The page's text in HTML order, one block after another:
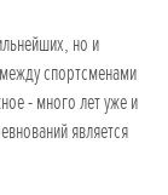
но и
спортсменами
- много лет уже и
является